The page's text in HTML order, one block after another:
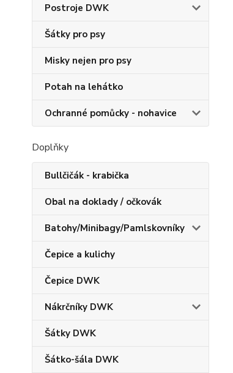
Postroje DWK
Šátky pro psy
Misky nejen pro psy
Potah na lehátko
Ochranné pomůcky - nohavice
Doplňky
Bullčičák - krabička
Obal na doklady / očkovák
Batohy/Minibagy/Pamlskovníky
Čepice a kulichy
Čepice DWK
Nákrčníky DWK
Šátky DWK
Šátko-šála DWK